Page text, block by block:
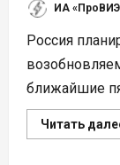
ИА
Россия
ближайшие
Читать